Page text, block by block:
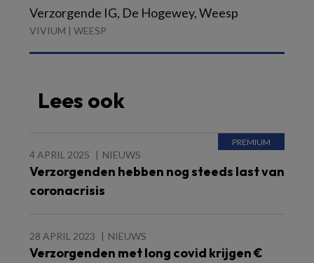
Verzorgende IG, De Hogewey, Weesp
VIVIUM | WEESP
Lees ook
4 APRIL 2025 NIEUWS
Verzorgenden hebben nog steeds last van
coronacrisis
28 APRIL 2023 NIEUWS
Verzorgenden met long covid krijgen €